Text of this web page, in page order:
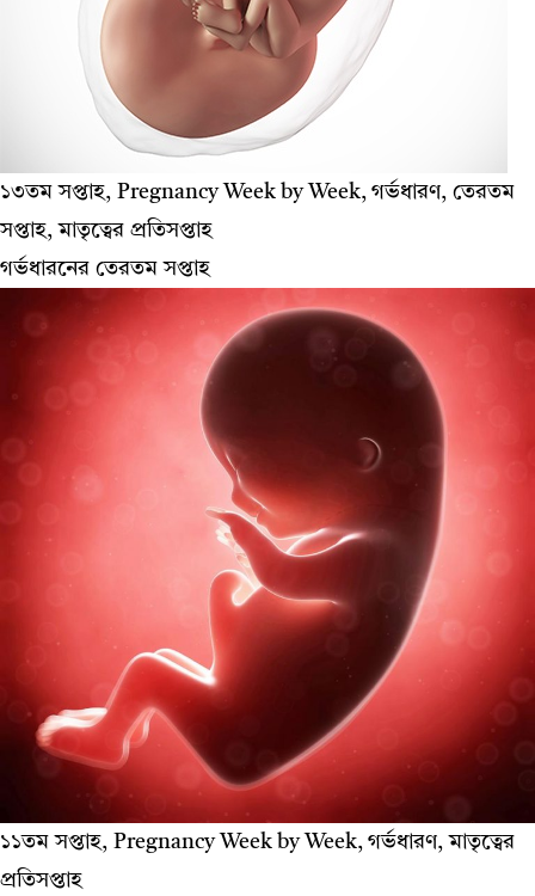
১৩তম সপ্তাহ, Pregnancy Week by Week, গর্ভধারণ, তেরতম
সপ্তাহ, মাতৃত্বের প্রতিসপ্তাহ
গর্ভধারনের তেরতম সপ্তাহ
১১তম সপ্তাহ, Pregnancy Week by Week, গর্ভধারণ, মাতৃত্বের
প্রতিসপ্তাহ